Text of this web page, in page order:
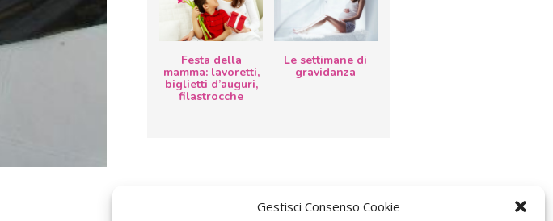
Gestisci Consenso Cookie
Festa della
mamma: lavoretti,
biglietti d’auguri,
filastrocche
Le settimane di
gravidanza